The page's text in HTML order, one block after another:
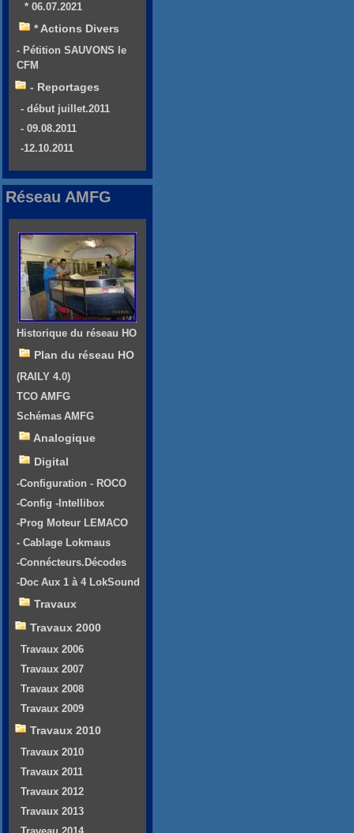
* 06.07.2021
* Actions Divers
- Pétition SAUVONS le
CFM
- Reportages
- début juillet.2011
- 09.08.2011
-12.10.2011
Réseau AMFG
Historique du réseau HO
Plan du réseau HO
(RAILY 4.0)
TCO AMFG
Schémas AMFG
Analogique
Digital
-Configuration - ROCO
-Config -Intellibox
-Prog Moteur LEMACO
- Cablage Lokmaus
-Connécteurs.Décodes
-Doc Aux 1 à 4 LokSound
Travaux
Travaux 2000
Travaux 2006
Travaux 2007
Travaux 2008
Travaux 2009
Travaux 2010
Travaux 2010
Travaux 2011
Travaux 2012
Travaux 2013